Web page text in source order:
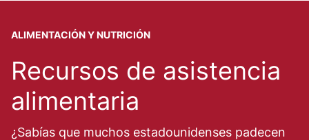
ALIMENTACIÓN Y NUTRICIÓN
Recursos de asistencia
alimentaria
¿Sabías que muchos estadounidenses padecen